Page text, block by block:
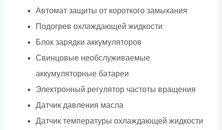
Автомат защиты от короткого замыкания
Подогрев охлаждающей жидкости
Блок зарядки аккумуляторов
Свинцовые необслуживаемые
аккумуляторные батареи
Электронный регулятор частоты вращения
Датчик давления масла
Датчик температуры охлаждающей жидкости